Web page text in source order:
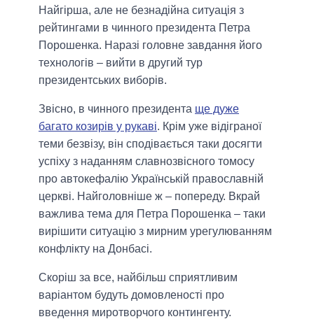
Найгірша, але не безнадійна ситуація з
рейтингами в чинного президента Петра
Порошенка. Наразі головне завдання його
технологів – вийти в другий тур
президентських виборів.
Звісно, в чинного президента ще дуже
багато козирів у рукаві. Крім уже відіграної
теми безвізу, він сподівається таки досягти
успіху з наданням славнозвісного томосу
про автокефалію Українській православній
церкві. Найголовніше ж – попереду. Вкрай
важлива тема для Петра Порошенка – таки
вирішити ситуацію з мирним урегулюванням
конфлікту на Донбасі.
Скоріш за все, найбільш сприятливим
варіантом будуть домовленості про
введення миротворчого контингенту.